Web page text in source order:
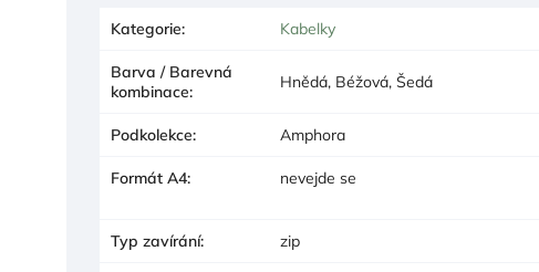
Kategorie: Kabelky
Barva / Barevná
kombinace: Hnědá, Béžová, Šedá
Podkolekce: Amphora
Formát A4: nevejde se
Typ zavírání: zip